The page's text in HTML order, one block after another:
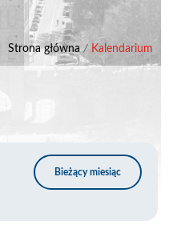
Strona główna / Kalendarium